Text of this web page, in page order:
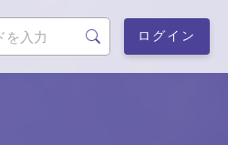
ログイン